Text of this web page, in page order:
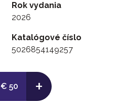
Rok vydania
2026
Katalógové číslo
5026854149257
€ 50 +